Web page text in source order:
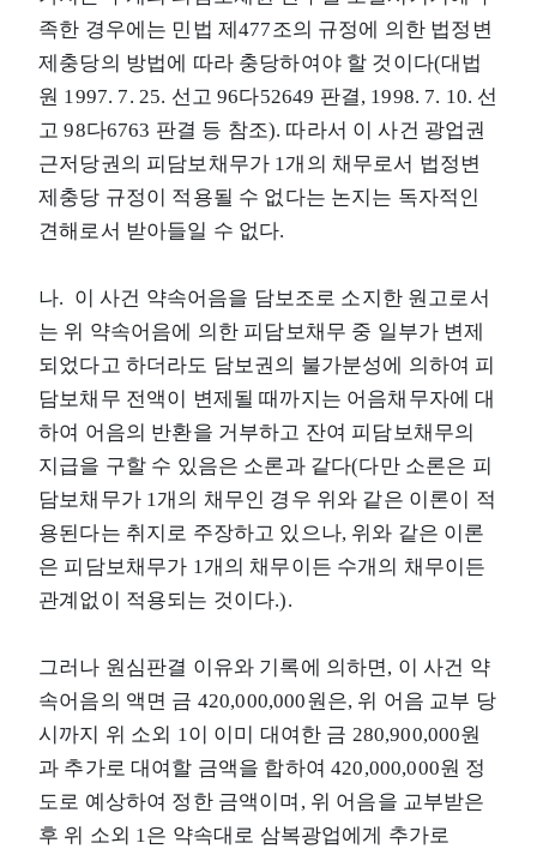
족한 경우에는 민법 제477조의 규정에 의한 법정변
제충당의 방법에 따라 충당하여야 할 것이다(대법
원 1997. 7. 25. 선고 96다52649 판결, 1998. 7. 10. 선
고 98다6763 판결 등 참조). 따라서 이 사건 광업권
근저당권의 피담보채무가 1개의 채무로서 법정변
제충당 규정이 적용될 수 없다는 논지는 독자적인
견해로서 받아들일 수 없다.
나. 이 사건 약속어음을 담보조로 소지한 원고로서
는 위 약속어음에 의한 피담보채무 중 일부가 변제
되었다고 하더라도 담보권의 불가분성에 의하여 피
담보채무 전액이 변제될 때까지는 어음채무자에 대
하여 어음의 반환을 거부하고 잔여 피담보채무의
지급을 구할 수 있음은 소론과 같다(다만 소론은 피
담보채무가 1개의 채무인 경우 위와 같은 이론이 적
용된다는 취지로 주장하고 있으나, 위와 같은 이론
은 피담보채무가 1개의 채무이든 수개의 채무이든
관계없이 적용되는 것이다.).
그러나 원심판결 이유와 기록에 의하면, 이 사건 약
속어음의 액면 금 420,000,000원은, 위 어음 교부 당
시까지 위 소외 1이 이미 대여한 금 280,900,000원
과 추가로 대여할 금액을 합하여 420,000,000원 정
도로 예상하여 정한 금액이며, 위 어음을 교부받은
후 위 소외 1은 약속대로 삼복광업에게 추가로